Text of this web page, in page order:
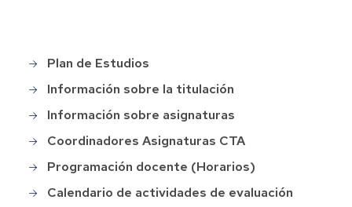
Grado
en
CTA
Plan de Estudios
Información sobre la titulación
Información sobre asignaturas
Coordinadores Asignaturas CTA
Programación docente (Horarios)
Calendario de actividades de evaluación